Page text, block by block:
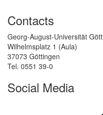
Contacts
Georg-August-Universität
Wilhelmsplatz 1 (Aula)
37073 Göttingen
Tel. 0551 39-0
Social Media